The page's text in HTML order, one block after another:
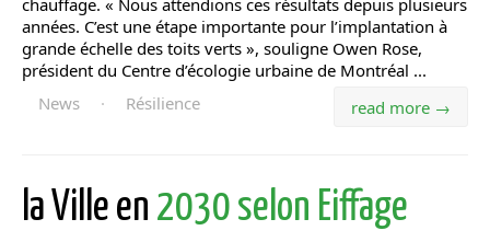
chauffage. « Nous attendions ces résultats depuis plusieurs
années. C’est une étape importante pour l’implantation à
grande échelle des toits verts », souligne Owen Rose,
président du Centre d’écologie urbaine de Montréal ...
read more →
News · Résilience
la Ville en 2030 selon Eiffage